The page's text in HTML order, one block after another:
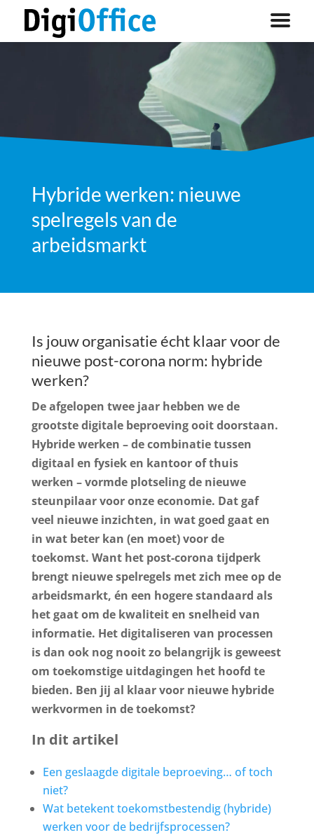
Hybride werken: nieuwe
spelregels van de
arbeidsmarkt
Is jouw organisatie écht klaar voor de
nieuwe post-corona norm: hybride
werken?
De afgelopen twee jaar hebben we de
grootste digitale beproeving ooit doorstaan.
Hybride werken – de combinatie tussen
digitaal en fysiek en kantoor of thuis
werken – vormde plotseling de nieuwe
steunpilaar voor onze economie. Dat gaf
veel nieuwe inzichten, in wat goed gaat en
in wat beter kan (en moet) voor de
toekomst. Want het post-corona tijdperk
brengt nieuwe spelregels met zich mee op de
arbeidsmarkt, én een hogere standaard als
het gaat om de kwaliteit en snelheid van
informatie. Het digitaliseren van processen
is dan ook nog nooit zo belangrijk is geweest
om toekomstige uitdagingen het hoofd te
bieden. Ben jij al klaar voor nieuwe hybride
werkvormen in de toekomst?
In dit artikel
Een geslaagde digitale beproeving… of toch
niet?
Wat betekent toekomstbestendig (hybride)
werken voor de bedrijfsprocessen?